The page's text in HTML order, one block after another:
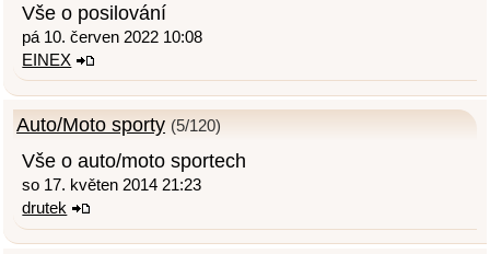
Vše o posilování
pá 10. červen 2022 10:08
EINEX
Auto/Moto sporty (5/120)
Vše o auto/moto sportech
so 17. květen 2014 21:23
drutek